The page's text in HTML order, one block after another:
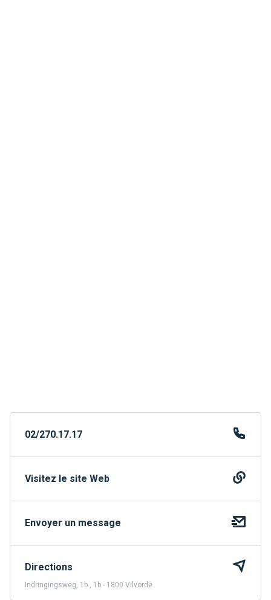
02/270.17.17
Visitez le site Web
Envoyer un message
Directions
Indringingsweg, 1b , 1b - 1800 Vilvorde